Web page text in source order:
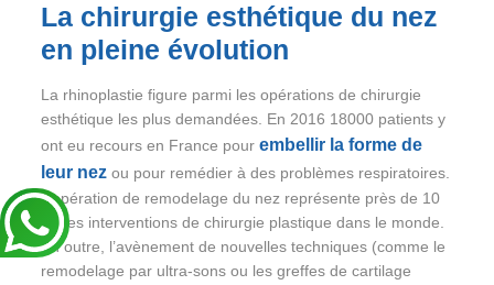
La chirurgie esthétique du nez
en pleine évolution
La rhinoplastie figure parmi les opérations de chirurgie
esthétique les plus demandées. En 2016 18000 patients y
ont eu recours en France pour embellir la forme de
leur nezou pour remédier à des problèmes respiratoires.
L’opération de remodelage du nez représente près de 10
% des interventions de chirurgie plastique dans le monde.
En outre, l’avènement de nouvelles techniques (comme le
remodelage par ultra-sons ou les greffes de cartilage